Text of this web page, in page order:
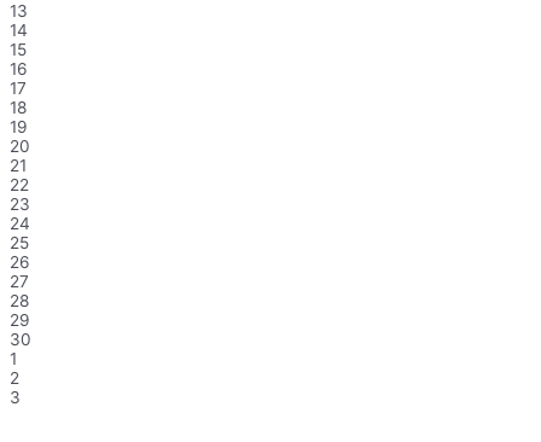
13
14
15
16
17
18
19
20
21
22
23
24
25
26
27
28
29
30
1
2
3